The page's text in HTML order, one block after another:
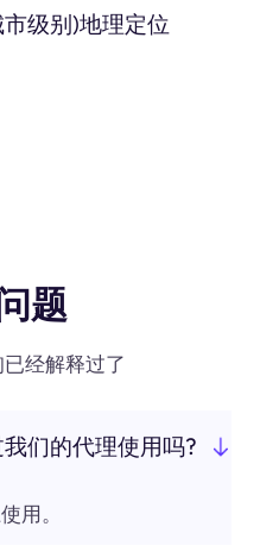
级别)地理定位
题
经解释过了
们的代理使用吗?
用。